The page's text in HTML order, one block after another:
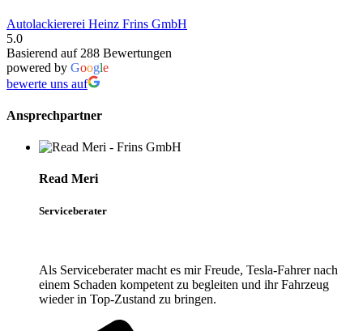
Autolackiererei Heinz Frins GmbH
5.0
Basierend auf 288 Bewertungen
powered by Google
bewerte uns auf
Ansprechpartner
Read Meri
Serviceberater
Als Serviceberater macht es mir Freude, Tesla-Fahrer nach
einem Schaden kompetent zu begleiten und ihr Fahrzeug
wieder in Top-Zustand zu bringen.